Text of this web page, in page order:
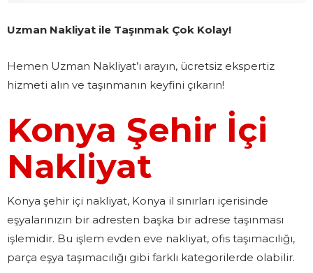
Uzman Nakliyat ile Taşınmak Çok Kolay!
Hemen Uzman Nakliyat’ı arayın, ücretsiz ekspertiz
hizmeti alın ve taşınmanın keyfini çıkarın!
Konya Şehir İçi
Nakliyat
Konya şehir içi nakliyat, Konya il sınırları içerisinde
eşyalarınızın bir adresten başka bir adrese taşınması
işlemidir. Bu işlem evden eve nakliyat, ofis taşımacılığı,
parça eşya taşımacılığı gibi farklı kategorilerde olabilir.